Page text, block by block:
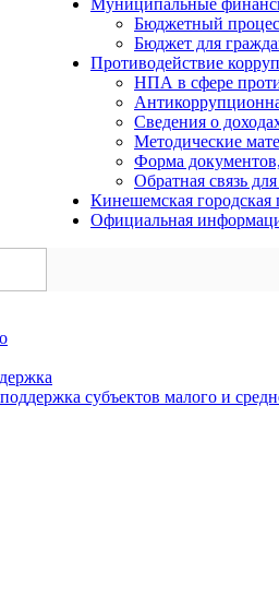
Муниципальные
Бюджетный
Бюджет для
Противодействие
НПА в сфере
Сведения о
Методические
Форма
Обратная связь
Кинешемская городская
Официальная
субъектов малого и